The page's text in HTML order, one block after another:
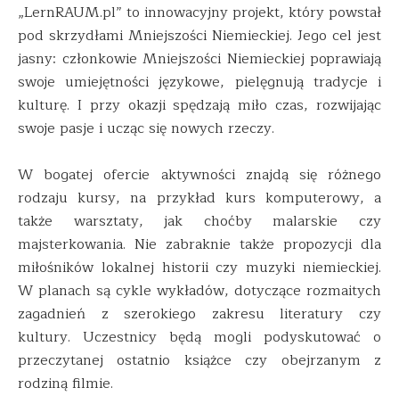
„LernRAUM.pl” to innowacyjny projekt, który powstał
pod skrzydłami Mniejszości Niemieckiej. Jego cel jest
jasny: członkowie Mniejszości Niemieckiej poprawiają
swoje umiejętności językowe, pielęgnują tradycje i
kulturę. I przy okazji spędzają miło czas, rozwijając
swoje pasje i ucząc się nowych rzeczy.
W bogatej ofercie aktywności znajdą się różnego
rodzaju kursy, na przykład kurs komputerowy, a
także warsztaty, jak choćby malarskie czy
majsterkowania. Nie zabraknie także propozycji dla
miłośników lokalnej historii czy muzyki niemieckiej.
W planach są cykle wykładów, dotyczące rozmaitych
zagadnień z szerokiego zakresu literatury czy
kultury. Uczestnicy będą mogli podyskutować o
przeczytanej ostatnio książce czy obejrzanym z
rodziną filmie.